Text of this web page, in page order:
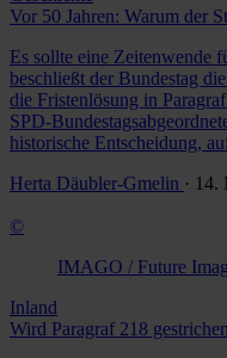
Vor 50 Jahren: Warum der
Es sollte eine Zeitenwende
beschließt der Bundestag
die Fristenlösung in
SPD-
historische Entscheidung,
Herta Däubler-Gmelin ·
©
IMAGO / Future
Inland
Wird Paragraf 218